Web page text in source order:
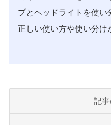
プとヘッドライトを使い
正しい使い方や使い分け
記